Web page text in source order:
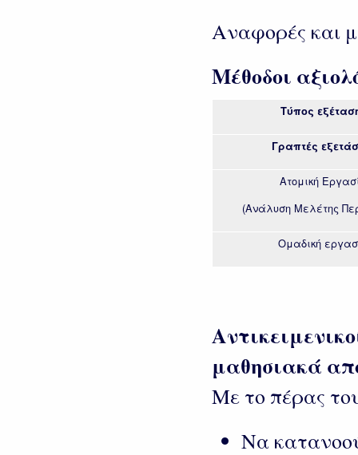
Αναφορές και
Μέθοδοι
Τύπος
Γραπτές
Ατομική
(Ανάλυση Μελέτης
Ομαδική
μαθησιακά
Με το πέρας
Να